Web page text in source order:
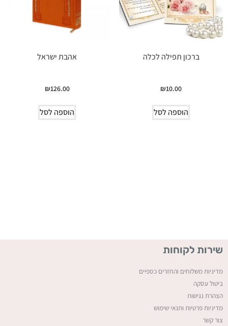
ברכון תפילה לכלה
₪10.00
הוספה לסל
אהבת ישראל
₪126.00
הוספה לסל
שירות לקוחות
מדיניות משלוחים והחזרים כספיים
ביטול עסקה
הצהרת נגישות
מדיניות פרטיות ותנאי שימוש
צור קשר